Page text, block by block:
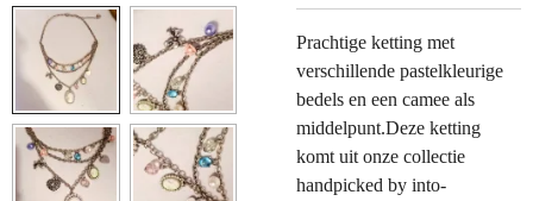
Prachtige ketting met
verschillende pastelkleurige
bedels en een camee als
middelpunt.Deze ketting
komt uit onze collectie
handpicked by into-